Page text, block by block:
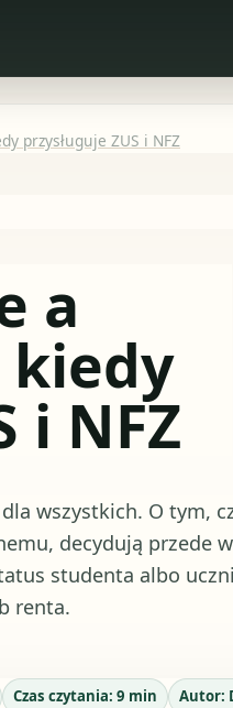
przysługuje ZUS i NFZ
a
kiedy
i NFZ
wszystkich. O tym,
decydują przede
studenta albo
renta.
Czas czytania: 9 min Autor: